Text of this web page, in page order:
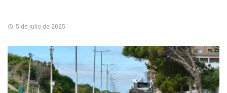
5 de julio de 2025